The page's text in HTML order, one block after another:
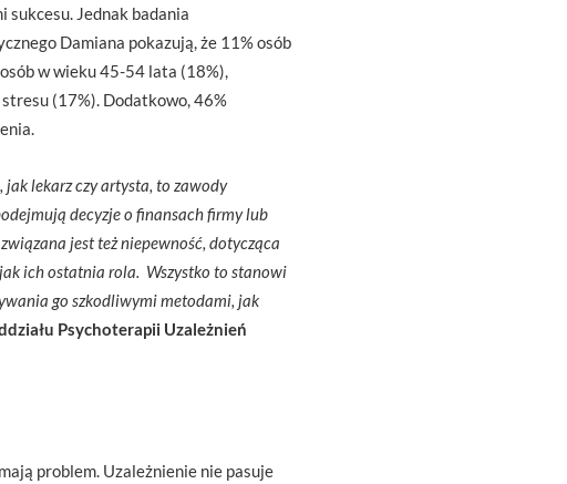
sukcesu. Jednak badania
Damiana pokazują, że 11% osób
w wieku 45-54 lata (18%),
(17%). Dodatkowo, 46%
lekarz czy artysta, to zawody
decyzje o finansach firmy lub
jest też niepewność, dotycząca
ich ostatnia rola. Wszystko to stanowi
go szkodliwymi metodami, jak
Psychoterapii Uzależnień
problem. Uzależnienie nie pasuje